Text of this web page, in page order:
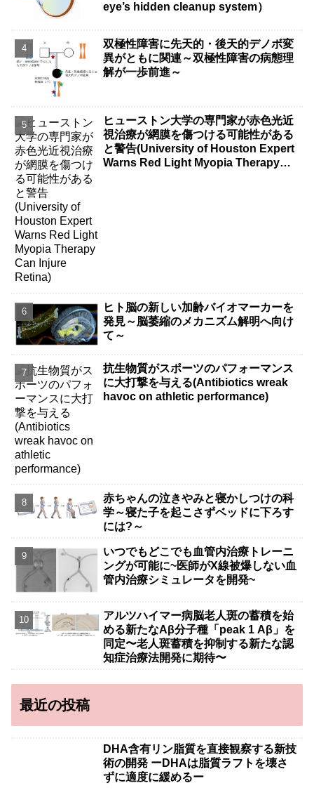
eye’s hidden cleanup system）
双極性障害に先天的・後天的デノボ変
異がともに関連～双極性障害の病態理
解が一歩前進～
ヒューストン大学の専門家が赤色光近
視治療が網膜を傷つける可能性がある
と警告(University of Houston Expert
Warns Red Light Myopia Therapy
ヒト脳の新しい加齢バイオマーカーを
発見～脳萎縮のメカニズム解明へ向け
て～
抗生物質がスポーツのパフォーマンス
に大打撃を与える(Antibiotics wreak
havoc on athletic performance)
赤ちゃんの泣きやみと寝かしつけの科
学～寝た子を起こさずベッドに下ろす
には?～
いつでもどこでも血管内治療トレーニ
ングが可能に~医師がX線被爆しない血
管内治療シミュレータを開発~
アルツハイマー病脳老人斑の蓄積を始
める新たなAβ分子種「peak 1 Aβ」を
同定〜老人斑蓄積を抑制する新たな認
知症治療法開発に期待〜
最近の投稿
DHA含有リン脂質を直接観察する新技
術の開発 ーDHAは脂質ラフトを壊さ
ずに適度に緩めるー